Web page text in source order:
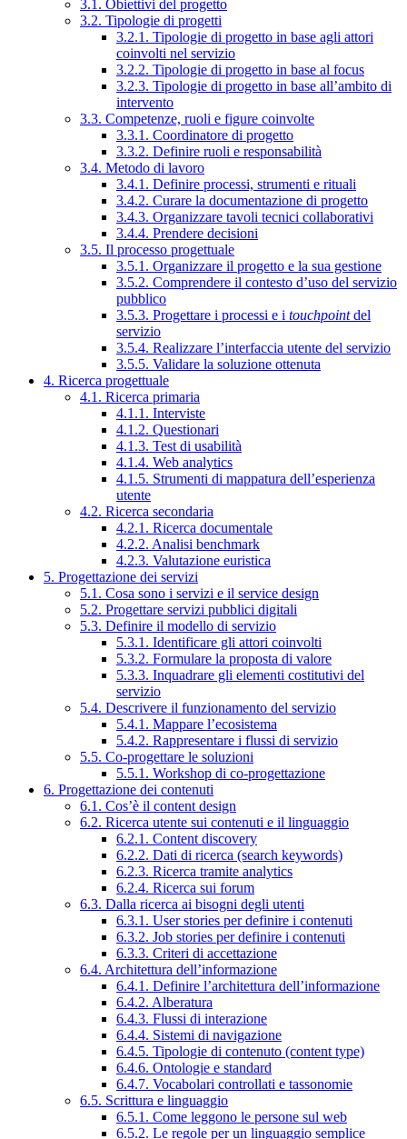
3.1. Obiettivi del progetto
3.2. Tipologie di progetti
3.2.1. Tipologie di progetto in base agli attori
coinvolti nel servizio
3.2.2. Tipologie di progetto in base al focus
3.2.3. Tipologie di progetto in base all’ambito di
intervento
3.3. Competenze, ruoli e figure coinvolte
3.3.1. Coordinatore di progetto
3.3.2. Definire ruoli e responsabilità
3.4. Metodo di lavoro
3.4.1. Definire processi, strumenti e rituali
3.4.2. Curare la documentazione di progetto
3.4.3. Organizzare tavoli tecnici collaborativi
3.4.4. Prendere decisioni
3.5. Il processo progettuale
3.5.1. Organizzare il progetto e la sua gestione
3.5.2. Comprendere il contesto d’uso del servizio
pubblico
3.5.3. Progettare i processi e i touchpointdel
servizio
3.5.4. Realizzare l’interfaccia utente del servizio
3.5.5. Validare la soluzione ottenuta
4. Ricerca progettuale
4.1. Ricerca primaria
4.1.1. Interviste
4.1.2. Questionari
4.1.3. Test di usabilità
4.1.4. Web analytics
4.1.5. Strumenti di mappatura dell’esperienza
utente
4.2. Ricerca secondaria
4.2.1. Ricerca documentale
4.2.2. Analisi benchmark
4.2.3. Valutazione euristica
5. Progettazione dei servizi
5.1. Cosa sono i servizi e il service design
5.2. Progettare servizi pubblici digitali
5.3. Definire il modello di servizio
5.3.1. Identificare gli attori coinvolti
5.3.2. Formulare la proposta di valore
5.3.3. Inquadrare gli elementi costitutivi del
servizio
5.4. Descrivere il funzionamento del servizio
5.4.1. Mappare l’ecosistema
5.4.2. Rappresentare i flussi di servizio
5.5. Co-progettare le soluzioni
5.5.1. Workshop di co-progettazione
6. Progettazione dei contenuti
6.1. Cos’è il content design
6.2. Ricerca utente sui contenuti e il linguaggio
6.2.1. Content discovery
6.2.2. Dati di ricerca (search keywords)
6.2.3. Ricerca tramite analytics
6.2.4. Ricerca sui forum
6.3. Dalla ricerca ai bisogni degli utenti
6.3.1. User stories per definire i contenuti
6.3.2. Job stories per definire i contenuti
6.3.3. Criteri di accettazione
6.4. Architettura dell’informazione
6.4.1. Definire l’architettura dell’informazione
6.4.2. Alberatura
6.4.3. Flussi di interazione
6.4.4. Sistemi di navigazione
6.4.5. Tipologie di contenuto (content type)
6.4.6. Ontologie e standard
6.4.7. Vocabolari controllati e tassonomie
6.5. Scrittura e linguaggio
6.5.1. Come leggono le persone sul web
6.5.2. Le regole per un linguaggio semplice